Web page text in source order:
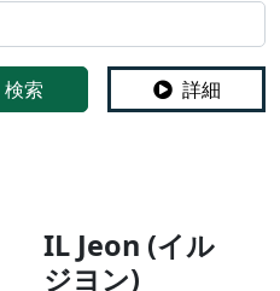
検索 詳細
IL Jeon (イル
ジヨン)